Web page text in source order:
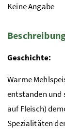
Keine Angabe
Geschichte:
Warme
entstanden und
auf Fleisch)
Spezialitäten